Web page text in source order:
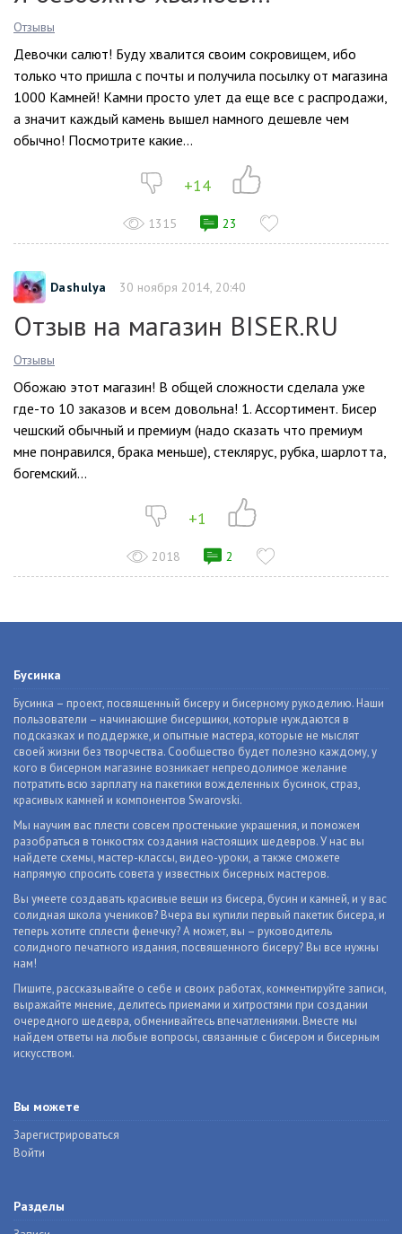
Отзывы
Девочки салют! Буду хвалится своим сокровищем, ибо
только что пришла с почты и получила посылку от магазина
1000 Камней! Камни просто улет да еще все с распродажи,
а значит каждый камень вышел намного дешевле чем
обычно! Посмотрите какие...
+14
1315 23
Dashulya 30 ноября 2014, 20:40
Отзыв на магазин BISER.RU
Отзывы
Обожаю этот магазин! В общей сложности сделала уже
где-то 10 заказов и всем довольна! 1. Ассортимент. Бисер
чешский обычный и премиум (надо сказать что премиум
мне понравился, брака меньше), стеклярус, рубка, шарлотта,
богемский...
+1
2018 2
Бусинка
Бусинка – проект, посвященный бисеру и бисерному рукоделию. Наши
пользователи – начинающие бисерщики, которые нуждаются в
подсказках и поддержке, и опытные мастера, которые не мыслят
своей жизни без творчества. Сообщество будет полезно каждому, у
кого в бисерном магазине возникает непреодолимое желание
потратить всю зарплату на пакетики вожделенных бусинок, страз,
красивых камней и компонентов Swarovski.
Мы научим вас плести совсем простенькие украшения, и поможем
разобраться в тонкостях создания настоящих шедевров. У нас вы
найдете схемы, мастер-классы, видео-уроки, а также сможете
напрямую спросить совета у известных бисерных мастеров.
Вы умеете создавать красивые вещи из бисера, бусин и камней, и у вас
солидная школа учеников? Вчера вы купили первый пакетик бисера, и
теперь хотите сплести фенечку? А может, вы – руководитель
солидного печатного издания, посвященного бисеру? Вы все нужны
нам!
Пишите, рассказывайте о себе и своих работах, комментируйте записи,
выражайте мнение, делитесь приемами и хитростями при создании
очередного шедевра, обменивайтесь впечатлениями. Вместе мы
найдем ответы на любые вопросы, связанные с бисером и бисерным
искусством.
Вы можете
Зарегистрироваться
Войти
Разделы